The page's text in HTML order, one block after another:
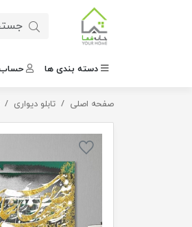
دسته بندی ها حساب
صفحه اصلی تابلو دیواری
تابلو دکوراتیو مدرن 2915.1